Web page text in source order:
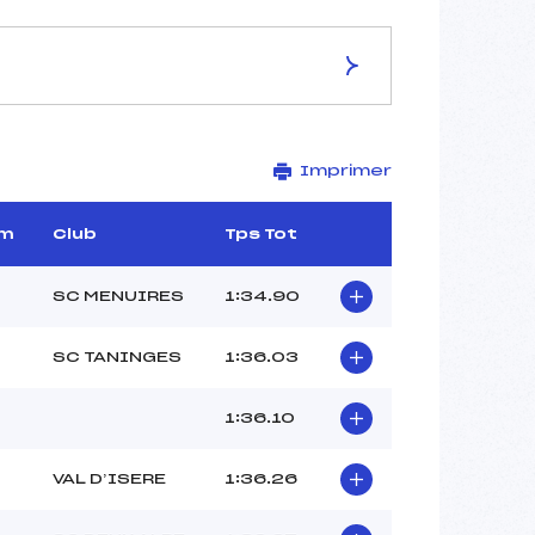
JEAN LUC CRETIER
2173
5654/164/00
12H30
(FRA)
Imprimer
Club Tps Tot
SC MENUIRES 1:34.90
SC TANINGES 1:36.03
1:36.10
VAL D’ISERE 1:36.26